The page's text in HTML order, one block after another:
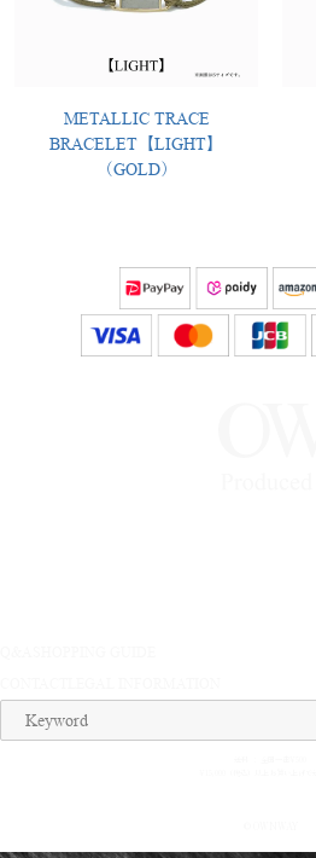
METALLIC TRACE
BRACELET【LIGHT】
（GOLD）